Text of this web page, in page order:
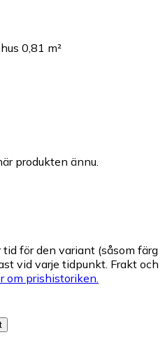
0,81 m²
produkten ännu.
för den variant (såsom färg
vid varje tidpunkt. Frakt och
om prishistoriken.